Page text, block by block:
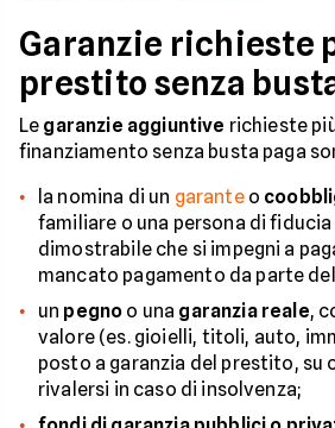
Garanzie richieste
prestito senza
Le garanzie aggiuntive richieste
finanziamento senza busta paga
la nomina di un garanteo
familiare o una persona di
dimostrabile che si impegni a
mancato pagamento da parte
un pegno o una garanzia reale,
valore (es. gioielli, titoli, auto,
posto a garanzia del prestito, su
rivalersi in caso di insolvenza;